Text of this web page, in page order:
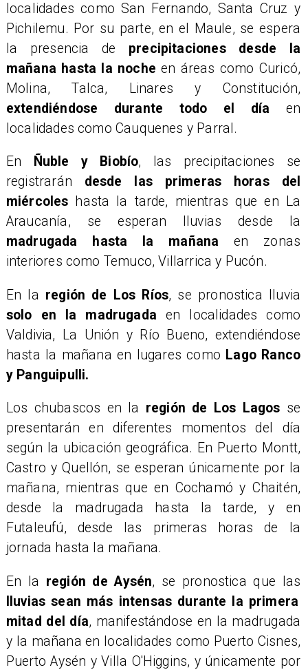
localidades como San Fernando, Santa Cruz y
Pichilemu. Por su parte, en el Maule, se espera
la presencia de precipitaciones desde la
mañana hasta la noche en áreas como Curicó,
Molina, Talca, Linares y Constitución,
extendiéndose durante todo el día en
localidades como Cauquenes y Parral.
​En Ñuble y Biobío, las precipitaciones se
registrarán desde las primeras horas del
miércoles hasta la tarde, mientras que en La
Araucanía, se esperan lluvias desde la
madrugada hasta la mañana en zonas
interiores como Temuco, Villarrica y Pucón.
​En la región de Los Ríos, se pronostica lluvia
solo en la madrugada en localidades como
Valdivia, La Unión y Río Bueno, extendiéndose
hasta la mañana en lugares como Lago Ranco
y Panguipulli.
​Los chubascos en la región de Los Lagos se
presentarán en diferentes momentos del día
según la ubicación geográfica. En Puerto Montt,
Castro y Quellón, se esperan únicamente por la
mañana, mientras que en Cochamó y Chaitén,
desde la madrugada hasta la tarde, y en
Futaleufú, desde las primeras horas de la
jornada hasta la mañana.
​En la región de Aysén, se pronostica que las
lluvias sean más intensas durante la primera
mitad del día, manifestándose en la madrugada
y la mañana en localidades como Puerto Cisnes,
Puerto Aysén y Villa O'Higgins, y únicamente por